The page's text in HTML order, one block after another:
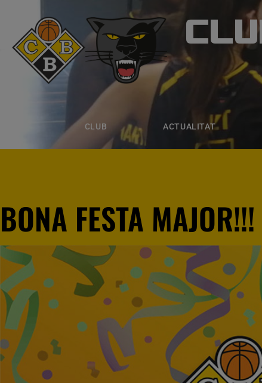
CLUB ACTUALITAT
CLUB
ACTUALITAT
BONA FESTA MAJOR!!!